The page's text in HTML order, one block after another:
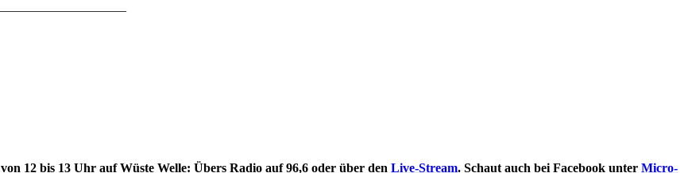
von 12 bis 13 Uhr auf Wüste Welle: Übers Radio auf 96,6 oder über den Live-Stream. Schaut auch bei Facebook unter Micro-